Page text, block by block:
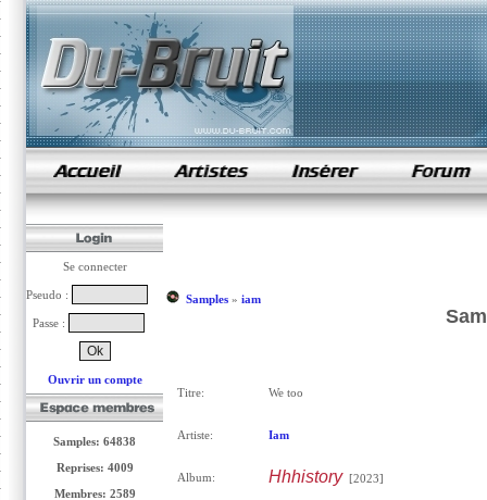
samples de rap
Se connecter
Pseudo :
Passe :
Ouvrir un compte
Samples: 64838
Reprises: 4009
Membres: 2589
Samples» iam
Titre: We too
Artiste: Iam
Album: Hhhistory[2023]